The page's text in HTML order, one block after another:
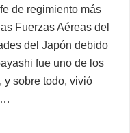
de regimiento más
Fuerzas Aéreas del
del Japón debido
fue uno de los
y sobre todo, vivió